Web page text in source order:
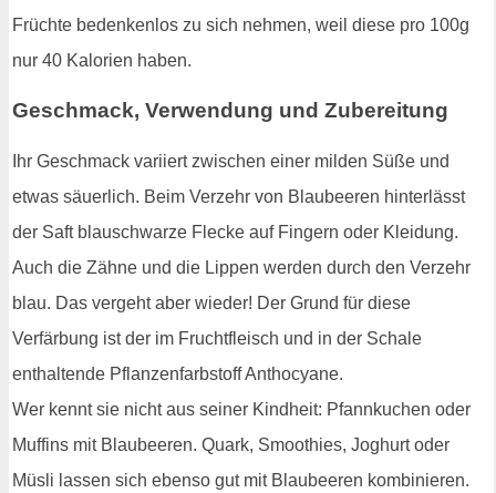
Früchte bedenkenlos zu sich nehmen, weil diese pro 100g
nur 40 Kalorien haben.
Geschmack, Verwendung und Zubereitung
Ihr Geschmack variiert zwischen einer milden Süße und
etwas säuerlich. Beim Verzehr von Blaubeeren hinterlässt
der Saft blauschwarze Flecke auf Fingern oder Kleidung.
Auch die Zähne und die Lippen werden durch den Verzehr
blau. Das vergeht aber wieder! Der Grund für diese
Verfärbung ist der im Fruchtfleisch und in der Schale
enthaltende Pflanzenfarbstoff Anthocyane.
Wer kennt sie nicht aus seiner Kindheit: Pfannkuchen oder
Muffins mit Blaubeeren. Quark, Smoothies, Joghurt oder
Müsli lassen sich ebenso gut mit Blaubeeren kombinieren.